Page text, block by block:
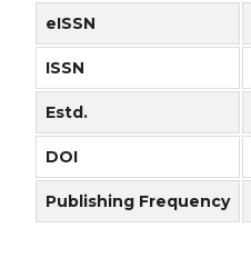
eISSN
ISSN
Estd.
DOI
Publishing Frequency